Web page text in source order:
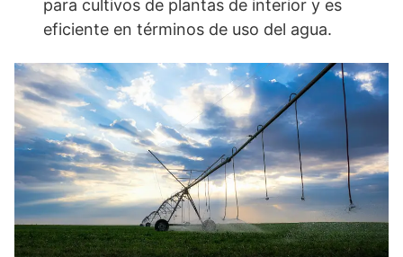
para cultivos de plantas de interior y es
eficiente en términos de uso del agua.